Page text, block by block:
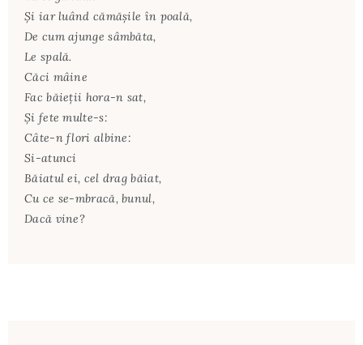
Şi iar luând cămăşile în poală,
De cum ajunge sâmbăta,
Le spală.
Căci mâine
Fac băieţii hora-n sat,
Şi fete multe-s:
Câte-n flori albine:
Si-atunci
Băiatul ei, cel drag băiat,
Cu ce se-mbracă, bunul,
Dacă vine?